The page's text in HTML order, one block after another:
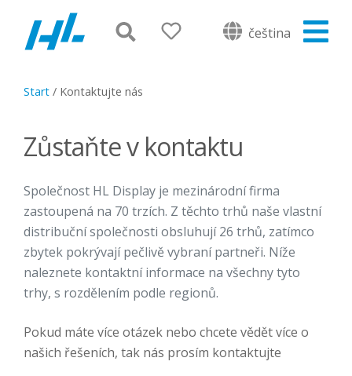
čeština
Start / Kontaktujte nás
Zůstaňte v kontaktu
Společnost HL Display je mezinárodní firma
zastoupená na 70 trzích. Z těchto trhů naše vlastní
distribuční společnosti obsluhují 26 trhů, zatímco
zbytek pokrývají pečlivě vybraní partneři. Níže
naleznete kontaktní informace na všechny tyto
trhy, s rozdělením podle regionů.
Pokud máte více otázek nebo chcete vědět více o
našich řešeních, tak nás prosím kontaktujte